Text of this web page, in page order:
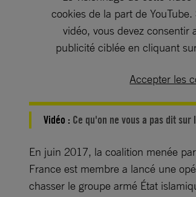
cookies de la part de
vidéo, vous devez consentir
publicité ciblée en cliquant
Accepter les
Vidéo : Ce qu'on ne vous a pas dit
En juin 2017, la coalition menée
France est membre a lancé une
chasser le groupe armé État